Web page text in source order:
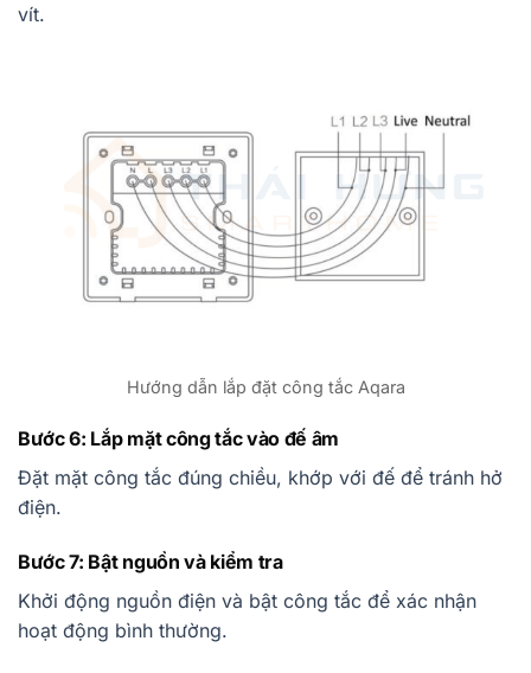
vít.
Hướng dẫn lắp đặt công tắc Aqara
Bước 6: Lắp mặt công tắc vào đế âm
Đặt mặt công tắc đúng chiều, khớp với đế để tránh hở
điện.
Bước 7: Bật nguồn và kiểm tra
Khởi động nguồn điện và bật công tắc để xác nhận
hoạt động bình thường.